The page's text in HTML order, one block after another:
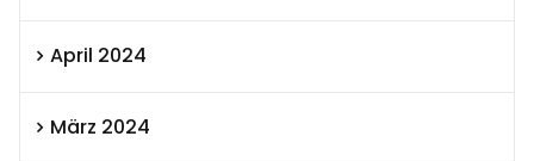
April 2024
März 2024